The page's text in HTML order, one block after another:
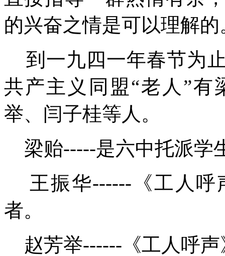
的兴奋之情是可以理解的
到一九四一年春节为
共产主义同盟“老人”有
举、闫子桂等人。
梁贻-----是六中托派学
王振华------ 《工人
者。
赵芳举------ 《工人呼